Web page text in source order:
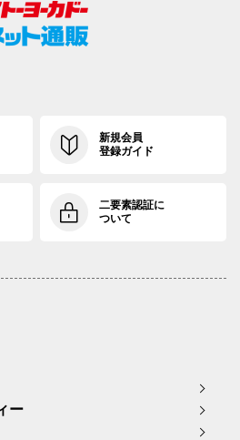
新規会員
登録ガイド
二要素認証に
ついて
ー